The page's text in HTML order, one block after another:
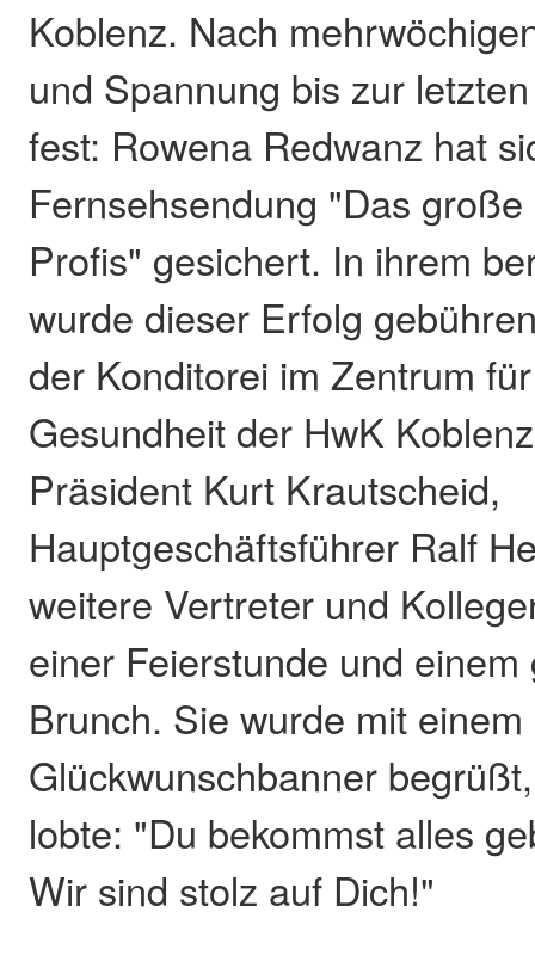
Koblenz. Nach
und Spannung bis zur
fest: Rowena Redwanz hat
Fernsehsendung "Das
Profis" gesichert. In ihrem
wurde dieser Erfolg
der Konditorei im Zentrum
Gesundheit der HwK
Präsident Kurt Krautscheid,
Hauptgeschäftsführer Ralf
weitere Vertreter und
einer Feierstunde und
Brunch. Sie wurde mit einem
Glückwunschbanner
lobte: "Du bekommst alles
Wir sind stolz auf Dich!"